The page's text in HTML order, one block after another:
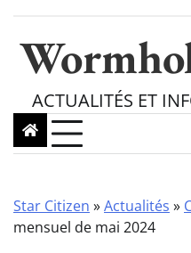
content
ACTUALITÉS ET
Star Citizen »Actualités »
mensuel de mai 2024